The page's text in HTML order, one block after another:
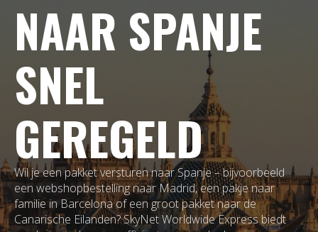
NAAR SPANJE
SNEL
GEREGELD
Wil je een pakket versturen naar Spanje – bijvoorbeeld
een webshopbestelling naar Madrid, een pakje naar
familie in Barcelona of een groot pakket naar de
Canarische Eilanden? SkyNet Worldwide Express biedt